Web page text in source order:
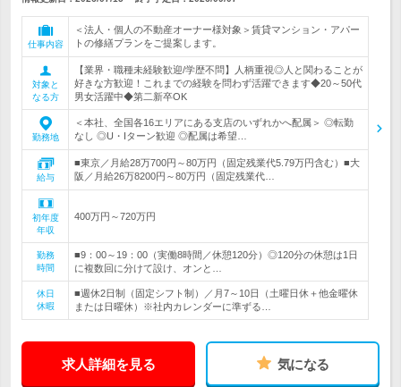
仕事内容
＜法人・個人の不動産オーナー様対象＞賃貸マンション・アパー
トの修繕プランをご提案します。
対象と
なる方
【業界・職種未経験歓迎/学歴不問】人柄重視◎人と関わることが
好きな方歓迎！これまでの経験を問わず活躍できます◆20～50代
男女活躍中◆第二新卒OK
勤務地
＜本社、全国各16エリアにある支店のいずれかへ配属＞ ◎転勤
なし ◎U・Iターン歓迎 ◎配属は希望…
給与
■東京／月給28万700円～80万円（固定残業代5.79万円含む）■大
阪／月給26万8200円～80万円（固定残業代…
初年度
年収
400万円～720万円
勤務
時間
■9：00～19：00（実働8時間／休憩120分）◎120分の休憩は1日
に複数回に分けて設け、オンと…
休日
休暇
■週休2日制（固定シフト制）／月7～10日（土曜日休＋他金曜休
または日曜休）※社内カレンダーに準ずる…
求人詳細を見る 気になる